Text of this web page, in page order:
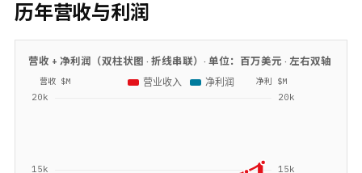
历年营收与利润
营收 + 净利润（双柱状图 · 折线串联）· 单位： 百万美元 · 左右双轴